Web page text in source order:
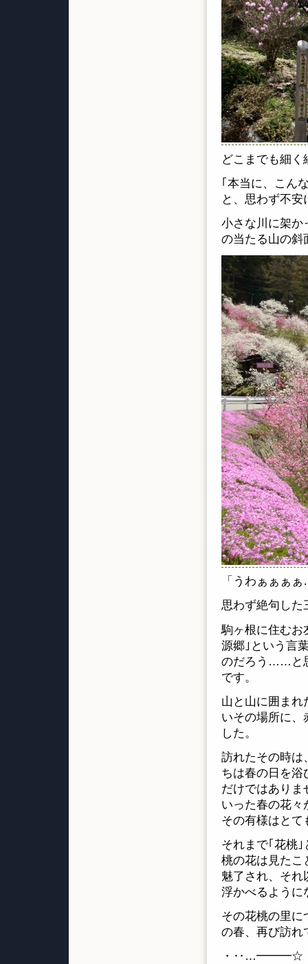
どこまでも細
｢本当に、こん
と、思わず不
小さな川に架か
の当たる山の斜
「うわぁぁ
思わず絶句した
駒ヶ根に住むお
源郷｣という言
のだろう……と
です。
山と山に囲まれ
いその場所に
した。
訪れたその時は
ちは春の日を浴
だけではありま
いった春の花々
その有様はとて
それまで｢花桃
桃の花は見たこ
魅了され、それ
浮かべるように
その花桃の里に
の春、再び訪れ
・